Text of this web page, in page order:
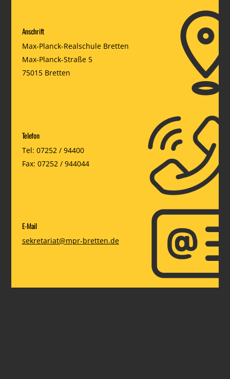
Anschrift
Max-Planck-Realschule Bretten
Max-Planck-Straße 5
75015 Bretten
Telefon
Tel: 07252 / 94400
Fax: 07252 / 944044
E-Mail
sekretariat@mpr-bretten.de